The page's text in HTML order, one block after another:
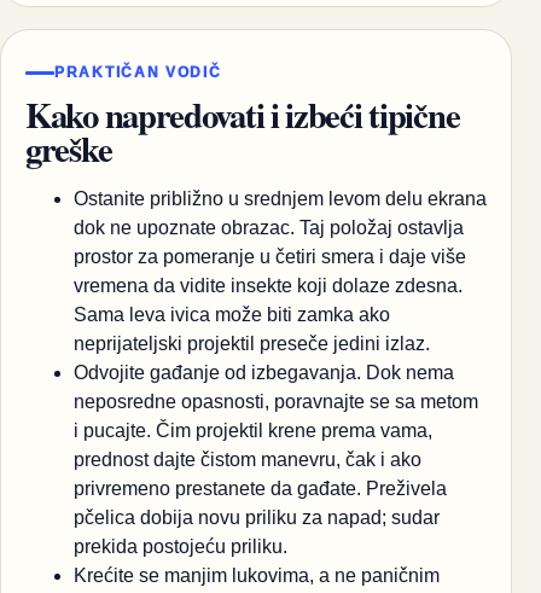
PRAKTIČAN VODIČ
Kako napredovati i izbeći tipične
greške
Ostanite približno u srednjem levom delu ekrana
dok ne upoznate obrazac. Taj položaj ostavlja
prostor za pomeranje u četiri smera i daje više
vremena da vidite insekte koji dolaze zdesna.
Sama leva ivica može biti zamka ako
neprijateljski projektil preseče jedini izlaz.
Odvojite gađanje od izbegavanja. Dok nema
neposredne opasnosti, poravnajte se sa metom
i pucajte. Čim projektil krene prema vama,
prednost dajte čistom manevru, čak i ako
privremeno prestanete da gađate. Preživela
pčelica dobija novu priliku za napad; sudar
prekida postojeću priliku.
Krećite se manjim lukovima, a ne paničnim